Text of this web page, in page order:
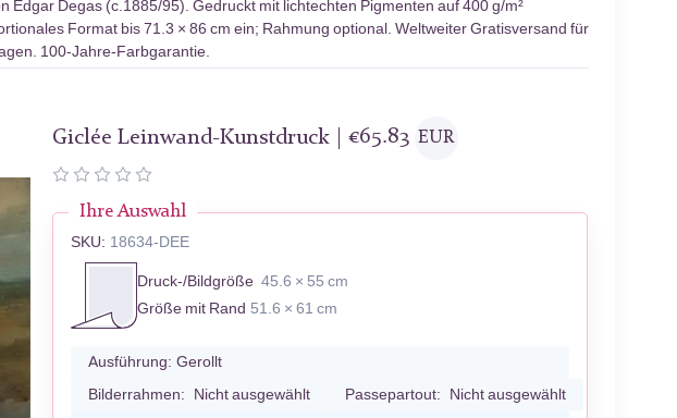
Edgar Degas (c.1885/95). Gedruckt mit lichtechten Pigmenten auf 400 g/m²
Format bis 71.3 × 86 cm ein; Rahmung optional. Weltweiter Gratisversand für
100-Jahre-Farbgarantie.
Giclée Leinwand-Kunstdruck |€65.83 EUR
Ihre Auswahl
SKU: 18634-DEE
Druck-/Bildgröße 45.6 × 55 cm
Größe mit Rand 51.6 × 61 cm
Ausführung: Gerollt
Bilderrahmen: Nicht ausgewählt Passepartout: Nicht ausgewählt